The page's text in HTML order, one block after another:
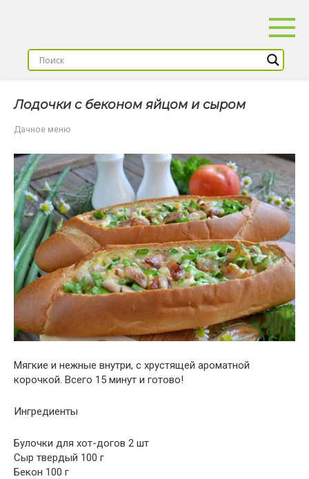
Лодочки с беконом яйцом и сыром
Дачное меню
Мягкие и нежные внутри, с хрустящей ароматной
корочкой. Всего 15 минут и готово!
Ингредиенты
Булочки для хот-догов 2 шт
Сыр твердый 100 г
Бекон 100 г